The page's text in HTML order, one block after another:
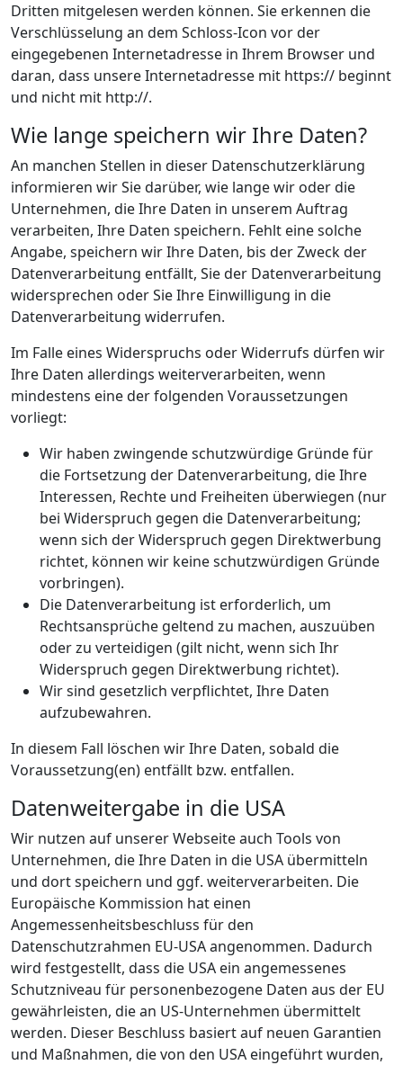
Dritten mitgelesen werden können. Sie erkennen die
Verschlüsselung an dem Schloss-Icon vor der
eingegebenen Internetadresse in Ihrem Browser und
daran, dass unsere Internetadresse mit https:// beginnt
und nicht mit http://.
Wie lange speichern wir Ihre Daten?
An manchen Stellen in dieser Datenschutzerklärung
informieren wir Sie darüber, wie lange wir oder die
Unternehmen, die Ihre Daten in unserem Auftrag
verarbeiten, Ihre Daten speichern. Fehlt eine solche
Angabe, speichern wir Ihre Daten, bis der Zweck der
Datenverarbeitung entfällt, Sie der Datenverarbeitung
widersprechen oder Sie Ihre Einwilligung in die
Datenverarbeitung widerrufen.
Im Falle eines Widerspruchs oder Widerrufs dürfen wir
Ihre Daten allerdings weiterverarbeiten, wenn
mindestens eine der folgenden Voraussetzungen
vorliegt:
Wir haben zwingende schutzwürdige Gründe für
die Fortsetzung der Datenverarbeitung, die Ihre
Interessen, Rechte und Freiheiten überwiegen (nur
bei Widerspruch gegen die Datenverarbeitung;
wenn sich der Widerspruch gegen Direktwerbung
richtet, können wir keine schutzwürdigen Gründe
vorbringen).
Die Datenverarbeitung ist erforderlich, um
Rechtsansprüche geltend zu machen, auszuüben
oder zu verteidigen (gilt nicht, wenn sich Ihr
Widerspruch gegen Direktwerbung richtet).
Wir sind gesetzlich verpflichtet, Ihre Daten
aufzubewahren.
In diesem Fall löschen wir Ihre Daten, sobald die
Voraussetzung(en) entfällt bzw. entfallen.
Datenweitergabe in die USA
Wir nutzen auf unserer Webseite auch Tools von
Unternehmen, die Ihre Daten in die USA übermitteln
und dort speichern und ggf. weiterverarbeiten. Die
Europäische Kommission hat einen
Angemessenheitsbeschluss für den
Datenschutzrahmen EU-USA angenommen. Dadurch
wird festgestellt, dass die USA ein angemessenes
Schutzniveau für personenbezogene Daten aus der EU
gewährleisten, die an US-Unternehmen übermittelt
werden. Dieser Beschluss basiert auf neuen Garantien
und Maßnahmen, die von den USA eingeführt wurden,